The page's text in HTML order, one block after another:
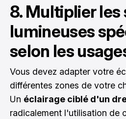
8. Multiplier les
lumineuses
selon les
Vous devez adapter votre
différentes zones de votre
Un éclairage ciblé d'un
radicalement l'utilisation de